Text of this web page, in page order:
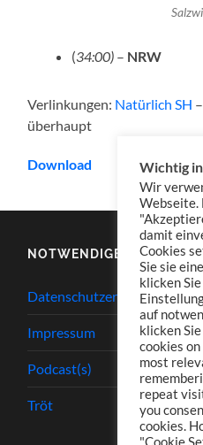
(34:00) – NRW
Verlinkungen: Natürlich SH
überhaupt
Download
NOTWENDIGES
Datenschutzerklärung
Impressum
Podcast(s)
Tröt
Wichtig
Wir
Webseite.
damit
Cookies
Sie sie
klicken
auf
klicken
cookies
most
repeat
you
cookies.
"Cookie